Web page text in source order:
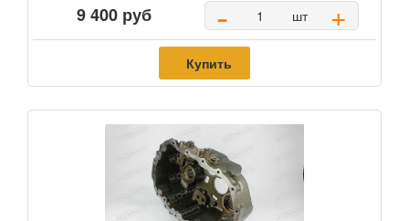
9 400 руб - шт +
Купить